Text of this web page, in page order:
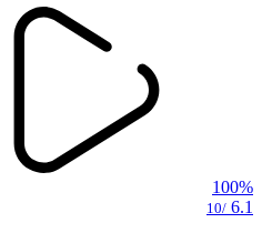
100%
6.1
/10